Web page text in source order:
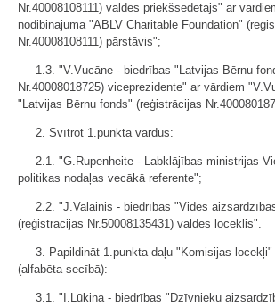
Nr.40008108111) valdes priekšsēdētājs" ar
nodibinājuma "ABLV Charitable Foundation"
Nr.40008108111) pārstāvis";
1.3. "V.Vucāne - biedrības "Latvijas Bērnu
Nr.40008018725) viceprezidente" ar vārdiem
"Latvijas Bērnu fonds" (reģistrācijas
2. Svītrot 1.punktā vārdus:
2.1. "G.Rupenheite - Labklājības ministrijas
politikas nodaļas vecākā referente";
2.2. "J.Valainis - biedrības "Vides
(reģistrācijas Nr.50008135431) valdes loceklis".
3. Papildināt 1.punkta daļu "Komisijas
(alfabēta secībā):
3.1. "I.Lūkina - biedrības "Dzīvnieku